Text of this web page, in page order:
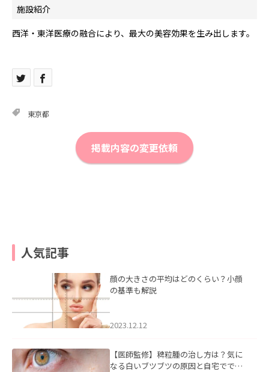
施設紹介
西洋・東洋医療の融合により、最大の美容効果を生み出します。
東京都
掲載内容の変更依頼
人気記事
顔の大きさの平均はどのくらい？小顔
の基準も解説
2023.12.12
【医師監修】稗粒腫の治し方は？気に
なる白いブツブツの原因と自宅ででき